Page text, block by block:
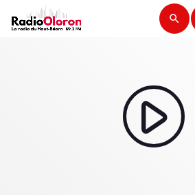
search
RADIO OLORONplay_arrow